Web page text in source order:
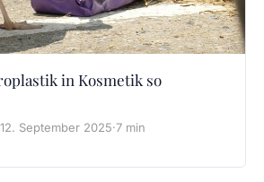
in Kosmetik so
12. September 2025·7 min